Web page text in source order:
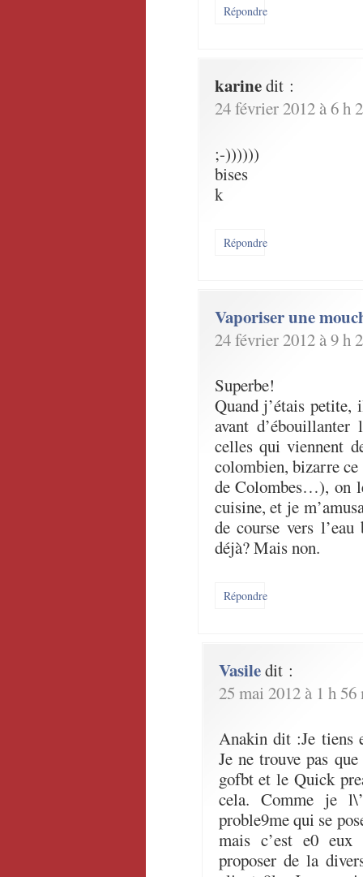
Répondre
karinedit :
24 février 2012 à 6 h
;-))))))
bises
k
Répondre
Vaporiser une
24 février 2012 à 9 h
Superbe!
Quand j’étais
avant d’ébouillanter
celles qui viennent
colombien, bizarre
de Colombes…), on
cuisine, et je
de course vers
déjà? Mais non.
Répondre
Vasiledit :
25 mai 2012 à 1 h 56
Anakin dit :Je tiens
Je ne trouve pas
gofbt et le Quick
cela. Comme je
proble9me qui se
mais c’est e0 eux
proposer de la